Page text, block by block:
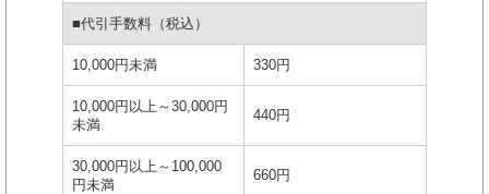
■代引手数料（税込）
10,000円未満 330円
10,000円以上～30,000円
未満
440円
30,000円以上～100,000
円未満
660円